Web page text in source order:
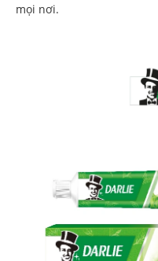
mọi nơi.